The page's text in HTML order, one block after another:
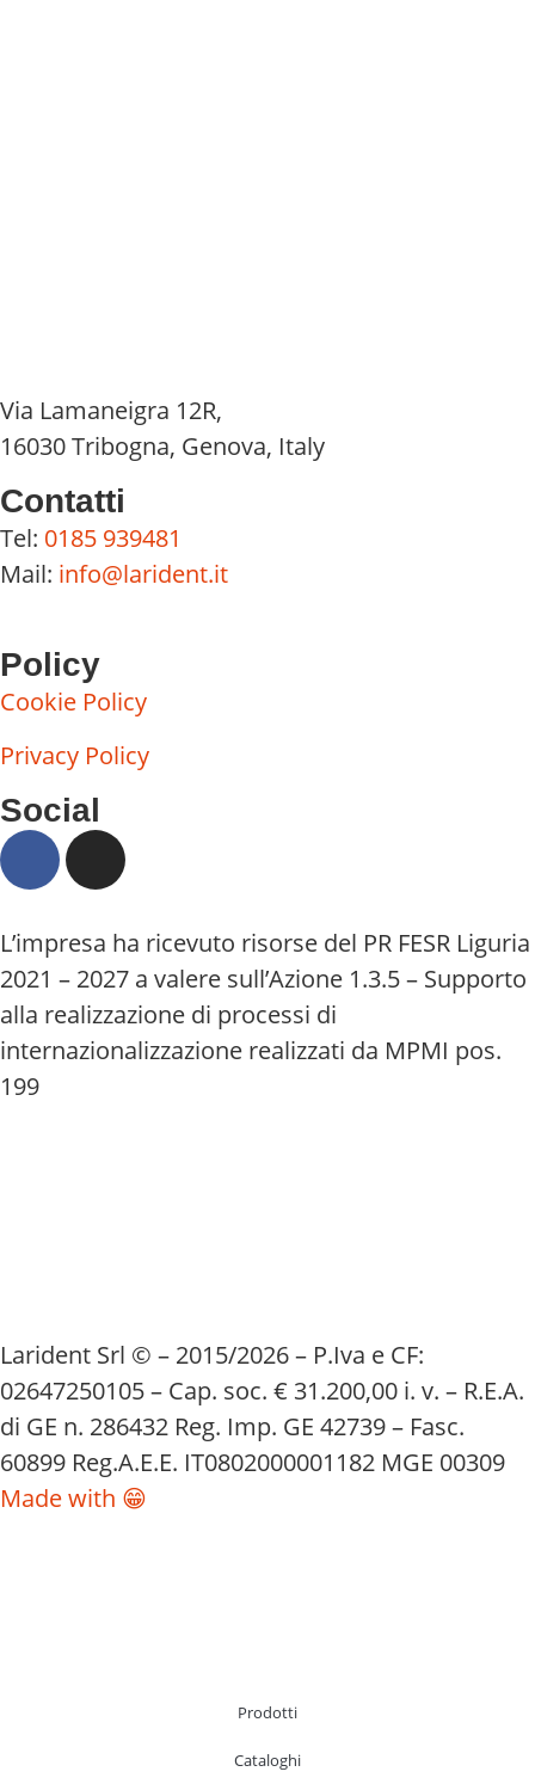
Via Lamaneigra 12R,
16030 Tribogna, Genova, Italy
Contatti
Tel: 0185 939481
Mail: info@larident.it
Policy
Cookie Policy
Privacy Policy
Social
L’impresa ha ricevuto risorse del PR FESR Liguria
2021 – 2027 a valere sull’Azione 1.3.5 – Supporto
alla realizzazione di processi di
internazionalizzazione realizzati da MPMI pos.
199
Larident Srl © – 2015/2026 – P.Iva e CF:
02647250105 – Cap. soc. € 31.200,00 i. v. – R.E.A.
di GE n. 286432 Reg. Imp. GE 42739 – Fasc.
60899 Reg.A.E.E. IT0802000001182 MGE 00309
Made with 😁
Prodotti
Cataloghi